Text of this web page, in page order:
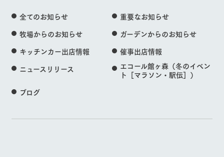
全てのお知らせ
重要なお知らせ
牧場からのお知らせ
ガーデンからのお知らせ
キッチンカー出店情報
催事出店情報
ニュースリリース
エコール館ヶ森（冬のイベン
ト［マラソン・駅伝］）
ブログ